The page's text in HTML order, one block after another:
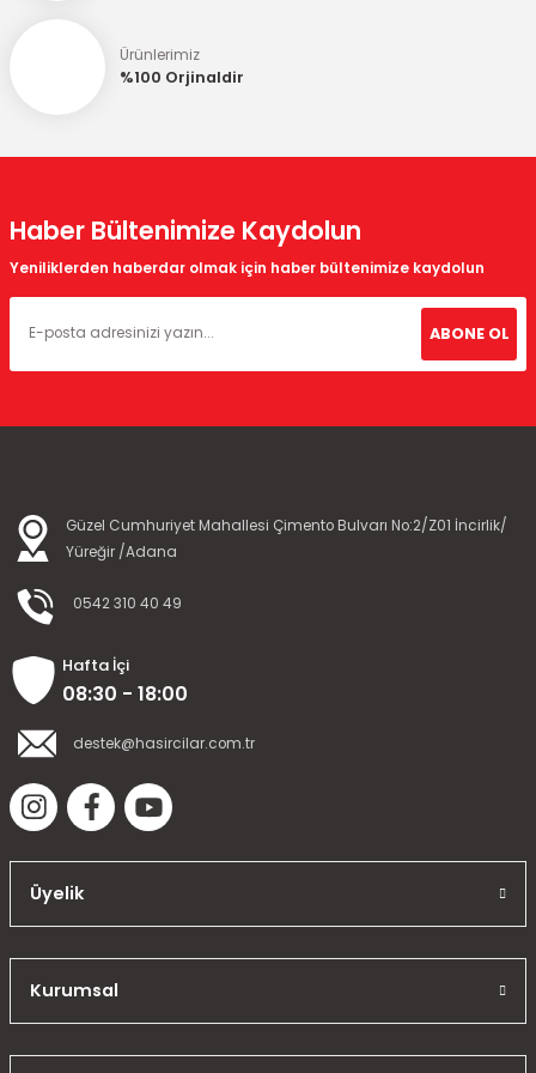
Ürünlerimiz
%100 Orjinaldir
Haber Bültenimize Kaydolun
Yeniliklerden haberdar olmak için haber bültenimize kaydolun
ABONE OL
Güzel Cumhuriyet Mahallesi Çimento Bulvarı No:2/Z01 İncirlik/
Yüreğir /Adana
0542 310 40 49
Hafta İçi
08:30 - 18:00
destek@hasircilar.com.tr
Üyelik
Kurumsal